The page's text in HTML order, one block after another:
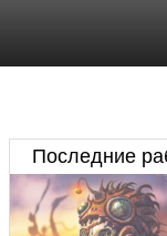
Последние